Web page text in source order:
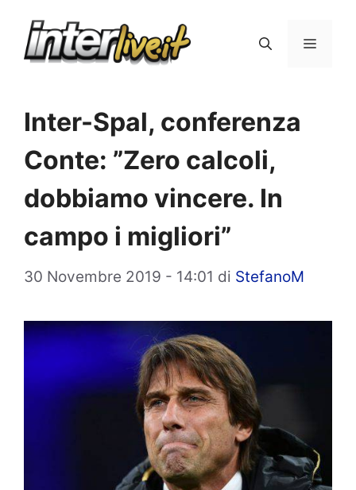
Menu
Inter-Spal, conferenza
Conte: ”Zero calcoli,
dobbiamo vincere. In
campo i migliori”
30 Novembre 2019 - 14:01 di StefanoM